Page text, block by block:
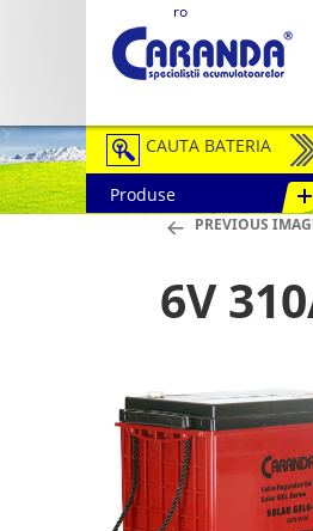
ro
CAUTA BATERIA
Auto / Moto
Semitractiune
Redresoare
Accesorii Baterii
Fotovoltaice
Produse
PREVIOUS
6V